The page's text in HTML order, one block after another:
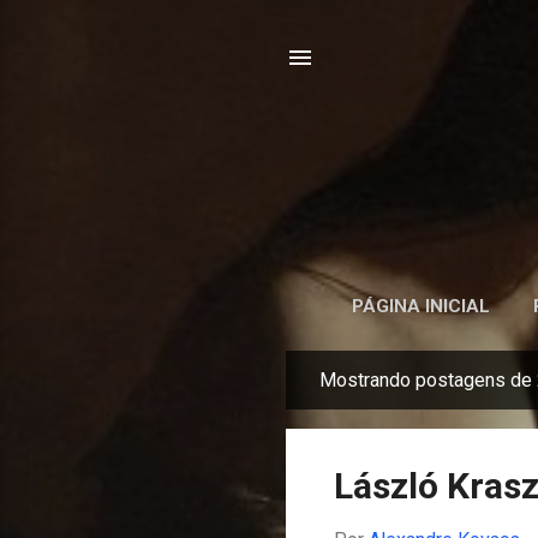
PÁGINA INICIAL
o
Mostrando postagens de
László